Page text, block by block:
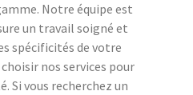
Notre équipe est
un travail soigné et
spécificités de votre
nos services pour
Si vous recherchez un